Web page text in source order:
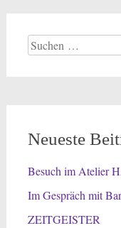
Suchen
nach:
Neueste
Besuch im Atelier
Im Gespräch mit
ZEITGEISTER